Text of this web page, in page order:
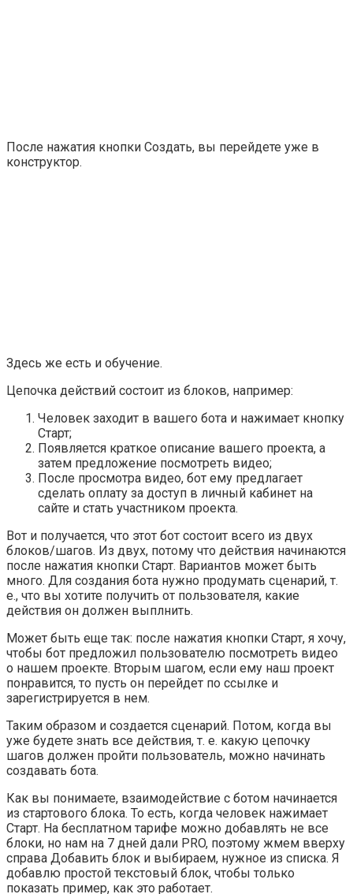
После нажатия кнопки Создать, вы перейдете уже в
конструктор.
Здесь же есть и обучение.
Цепочка действий состоит из блоков, например:
Человек заходит в вашего бота и нажимает кнопку
Старт;
Появляется краткое описание вашего проекта, а
затем предложение посмотреть видео;
После просмотра видео, бот ему предлагает
сделать оплату за доступ в личный кабинет на
сайте и стать участником проекта.
Вот и получается, что этот бот состоит всего из двух
блоков/шагов. Из двух, потому что действия начинаются
после нажатия кнопки Старт. Вариантов может быть
много. Для создания бота нужно продумать сценарий, т.
е., что вы хотите получить от пользователя, какие
действия он должен выплнить.
Может быть еще так: после нажатия кнопки Старт, я хочу,
чтобы бот предложил пользователю посмотреть видео
о нашем проекте. Вторым шагом, если ему наш проект
понравится, то пусть он перейдет по ссылке и
зарегистрируется в нем.
Таким образом и создается сценарий. Потом, когда вы
уже будете знать все действия, т. е. какую цепочку
шагов должен пройти пользователь, можно начинать
создавать бота.
Как вы понимаете, взаимодействие с ботом начинается
из стартового блока. То есть, когда человек нажимает
Старт. На бесплатном тарифе можно добавлять не все
блоки, но нам на 7 дней дали PRO, поэтому жмем вверху
справа Добавить блок и выбираем, нужное из списка. Я
добавлю простой текстовый блок, чтобы только
показать пример, как это работает.